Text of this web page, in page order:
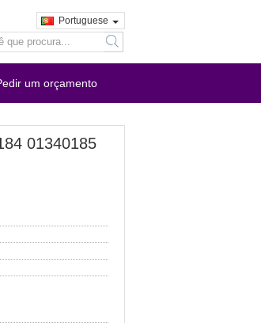
Portuguese
search
um orçamento
01340185